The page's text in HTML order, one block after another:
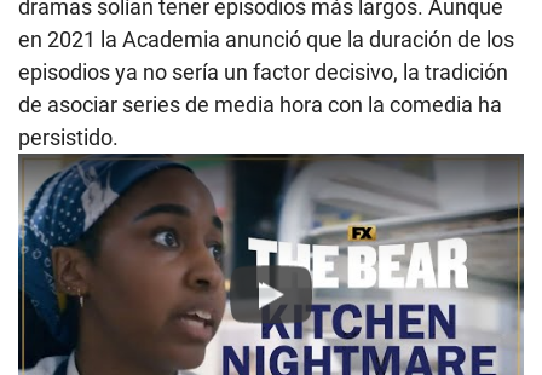
dramas solían tener episodios más largos. Aunque
en 2021 la Academia anunció que la duración de los
episodios ya no sería un factor decisivo, la tradición
de asociar series de media hora con la comedia ha
persistido.
Play